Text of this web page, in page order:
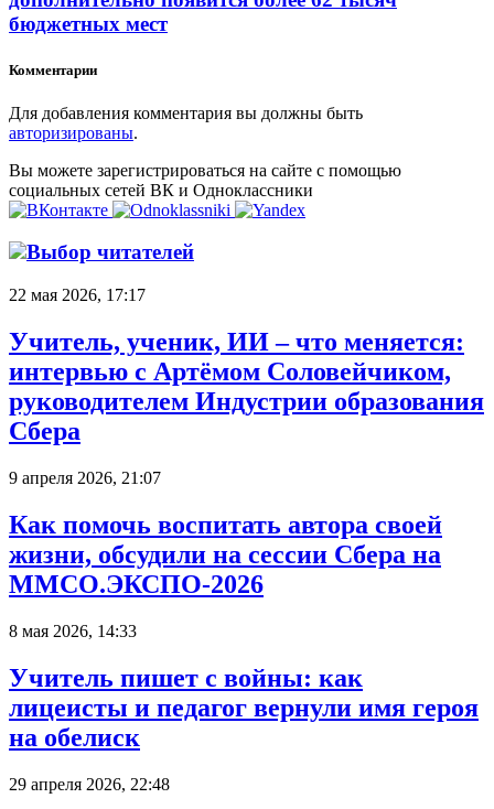
бюджетных мест
Комментарии
Для добавления комментария вы должны быть
авторизированы.
Вы можете зарегистрироваться на сайте с помощью
социальных сетей ВК и Одноклассники
Выбор читателей
22 мая 2026, 17:17
Учитель, ученик, ИИ – что меняется:
интервью с Артёмом Соловейчиком,
руководителем Индустрии образования
Сбера
9 апреля 2026, 21:07
Как помочь воспитать автора своей
жизни, обсудили на сессии Сбера на
ММСО.ЭКСПО-2026
8 мая 2026, 14:33
Учитель пишет с войны: как
лицеисты и педагог вернули имя героя
на обелиск
29 апреля 2026, 22:48